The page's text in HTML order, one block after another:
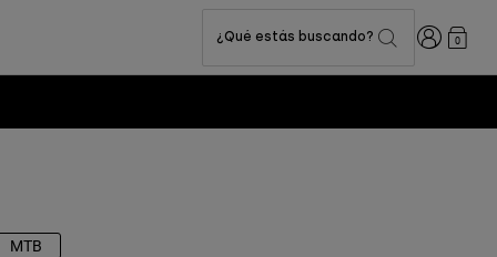
¿Qué estás buscando? Iniciar0
MTB